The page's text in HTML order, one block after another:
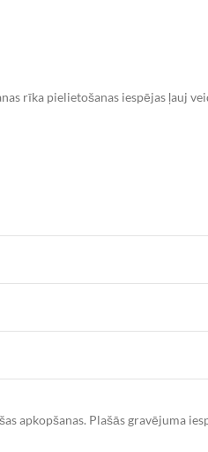
rīka pielietošanas iespējas ļauj
apkopšanas. Plašās gravējuma